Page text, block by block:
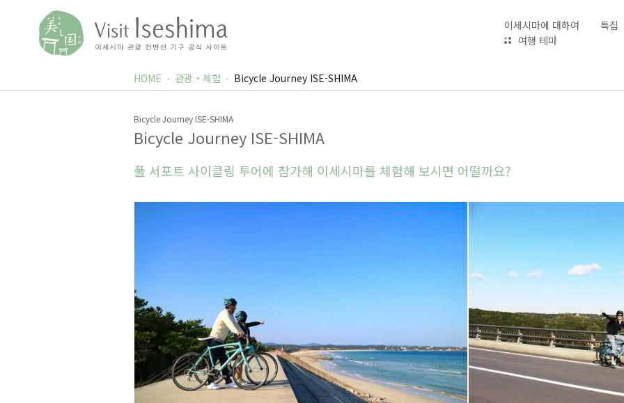
이세시마에 대하여 특집
여행 테마
HOME 관광・체험 Bicycle Journey ISE-SHIMA
Bicycle Journey ISE-SHIMA
Bicycle Journey ISE-SHIMA
풀 서포트 사이클링 투어에 참가해 이세시마를 체험해 보시면 어떨까요?